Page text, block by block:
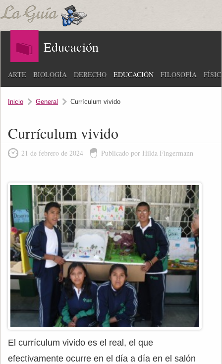
Educación
ARTE BIOLOGÍA DERECHO EDUCACIÓN FILOSOFÍA
Inicio General Currículum vivido
Currículum vivido
21 de febrero de 2024 Publicado por Hilda Fingermann
El currículum vivido es el real, el que
efectivamente ocurre en el día a día en el salón